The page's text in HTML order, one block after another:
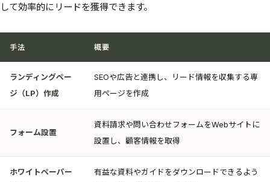
して効率的にリードを獲得できます。
手法 概要
ランディングペー
ジ（LP）作成
SEOや広告と連携し、リード情報を収集する専
用ページを作成
フォーム設置
資料請求や問い合わせフォームをWebサイトに
設置し、顧客情報を取得
ホワイトペーパー
有益な資料やガイドをダウンロードできるよう